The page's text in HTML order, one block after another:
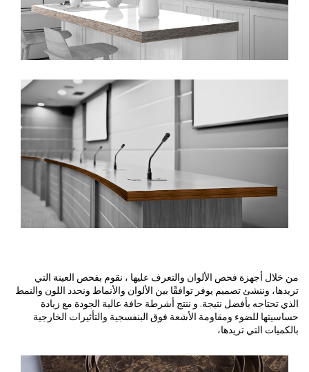
من خلال أجهزة فحص الألوان والتعرف عليها ، نقوم بفحص العينة التي
تريدها، وننشئ تصميم يوفر توافقًا بين الألوان والأنماط ونحدد اللون والنمط
الذي تحتاجه بأفضل نتيجة. و ننتج أشرطة حافة عالية الجودة مع زيادة
حساسيتها للضوء ومقاومة الأشعة فوق البنفسجية والتأثيرات الخارجية
بالكميات التي تريدها،